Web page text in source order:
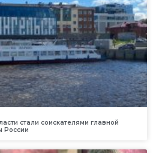
стали соискателями главной
России